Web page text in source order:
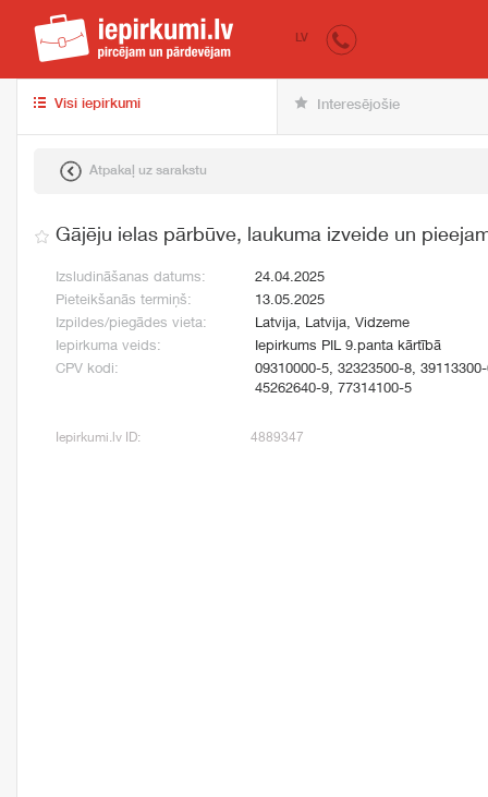
iepirkumi.lv
LV
Visi iepirkumi Interesējošie
Atpakaļ uz sarakstu
Gājēju ielas pārbūve, laukuma izveide un
Izsludināšanas datums:
24.04.2025
Pieteikšanās termiņš:
13.05.2025
Izpildes/piegādes vieta:
Latvija, Latvija, Vidzeme
Iepirkuma veids:
Iepirkums PIL 9.panta kārtībā
CPV kodi:
09310000-5, 32323500-8,
45262640-9, 77314100-5
Iepirkumi.lv ID: 4889347